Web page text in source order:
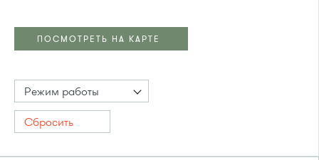
ПОСМОТРЕТЬ НА КАРТЕ
Режим работы
Сбросить